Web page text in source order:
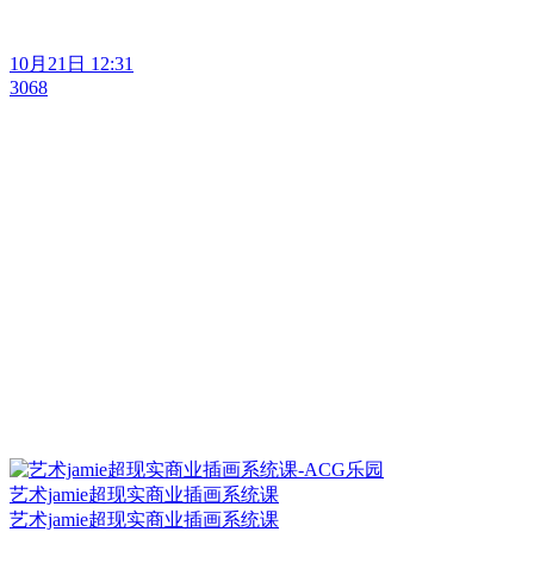
10月21日 12:31
3068
艺术jamie超现实商业插画系统课
艺术jamie超现实商业插画系统课